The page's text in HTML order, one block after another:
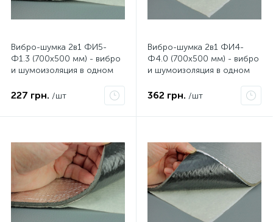
Вибро-шумка 2в1 ФИ5-
Ф1.3 (700х500 мм) - вибро
и шумоизоляция в одном
227 грн. /шт
Вибро-шумка 2в1 ФИ4-
Ф4.0 (700х500 мм) - вибро
и шумоизоляция в одном
362 грн. /шт